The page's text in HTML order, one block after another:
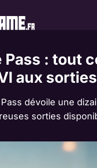
Pass : tout
aux
Pass dévoile une
sorties